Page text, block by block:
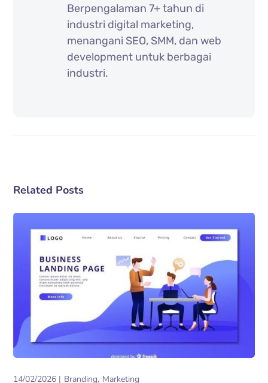
Berpengalaman 7+ tahun di
industri digital marketing,
menangani SEO, SMM, dan web
development untuk berbagai
industri.
Related Posts
14/02/2026 Branding Marketing